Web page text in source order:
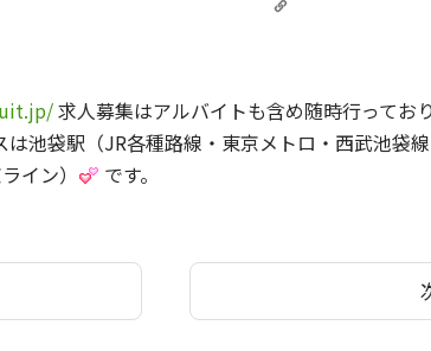
求人募集はアルバイトも含め随時行ってお
池袋駅（JR各種路線・東京メトロ・西武池袋線
イン）
です。